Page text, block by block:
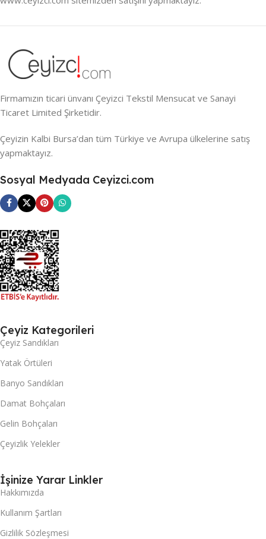
Firmamızın ticari ünvanı Çeyizci Tekstil Mensucat ve Sanayi
Ticaret Limited Şirketidir.
Çeyizin Kalbi Bursa’dan tüm Türkiye ve Avrupa ülkelerine satış
yapmaktayız.
Sosyal Medyada Ceyizci.com
Çeyiz Kategorileri
Çeyiz Sandıkları
Yatak Örtüleri
Banyo Sandıkları
Damat Bohçaları
Gelin Bohçaları
Çeyizlik Yelekler
İşinize Yarar Linkler
Hakkımızda
Kullanım Şartları
Gizlilik Sözleşmesi